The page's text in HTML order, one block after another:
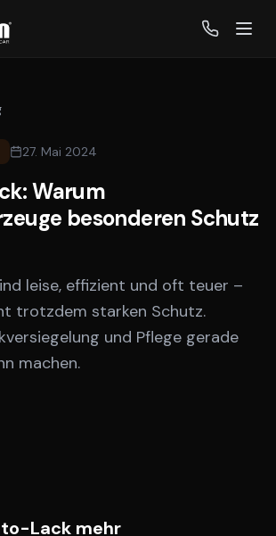
27. Mai 2024
Warum
besonderen Schutz
leise, effizient und oft teuer –
trotzdem starken Schutz.
und Pflege gerade
machen.
Lack mehr